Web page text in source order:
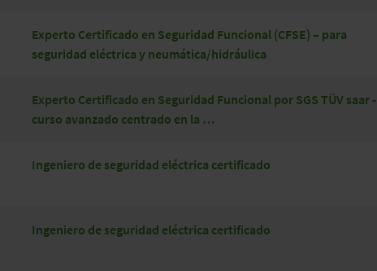
Experto Certificado en Seguridad Funcional (CFSE) – para
seguridad eléctrica y neumática/hidráulica
Experto Certificado en Seguridad Funcional por SGS TÜV saar -
curso avanzado centrado en la …
Ingeniero de seguridad eléctrica certificado
Ingeniero de seguridad eléctrica certificado